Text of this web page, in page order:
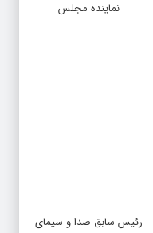
نماینده مجلس
رئیس سابق صدا و سیمای